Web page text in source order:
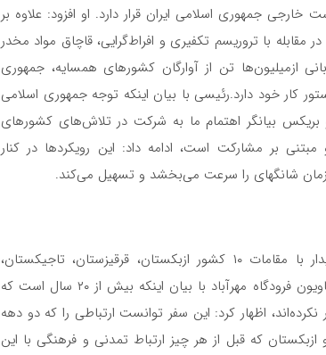
جمهوری اسلامی ایران قرار دارد. او افزود: علاوه بر
با تروریسم تکفیری و افراط‌‌‌گرایی، ‌‌‌قاچاق مواد مخدر
از‌میلیون‌‌‌ها تن از آوارگان کشورهای همسایه، جمهوری
کار خود دارد.رئیسی با بیان اینکه توجه جمهوری اسلامی
بیانگر اهتمام ما به شرکت در تلاش‌‌‌های کشورهای
بر مشارکت است، ادامه داد: این رویکردها در کنار
شانگهای را سرعت می‌‌‌بخشد و تسهیل می‌کند.
سید ابراهیم رئیسی در بازگشت از سفر به ازبکستان و دیدار با مقامات ۱۰ کشور ازبکستان، قرقیزستان، تاجیکستان،
پاکستان، روسیه، چین، بلاروس، قزاقستان، هند و ترکیه در پاویون فرودگاه مهرآباد با بیان اینکه بیش از ۲۰ سال است که
اظهار کرد: این سفر توانست ارتباطی را که دو دهه
که قبل از هر چیز ارتباط تمدنی و فرهنگی با این